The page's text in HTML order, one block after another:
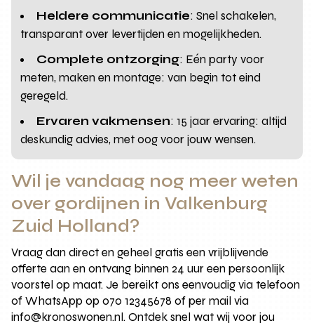
Heldere communicatie: Snel schakelen,
transparant over levertijden en mogelijkheden.
Complete ontzorging: Eén party voor
meten, maken en montage: van begin tot eind
geregeld.
Ervaren vakmensen: 15 jaar ervaring: altijd
deskundig advies, met oog voor jouw wensen.
Wil je vandaag nog meer weten
over gordijnen in Valkenburg
Zuid Holland?
Vraag dan direct en geheel gratis een vrijblijvende
offerte aan en ontvang binnen 24 uur een persoonlijk
voorstel op maat. Je bereikt ons eenvoudig via telefoon
of WhatsApp op 070 12345678 of per mail via
info@kronoswonen.nl. Ontdek snel wat wij voor jou